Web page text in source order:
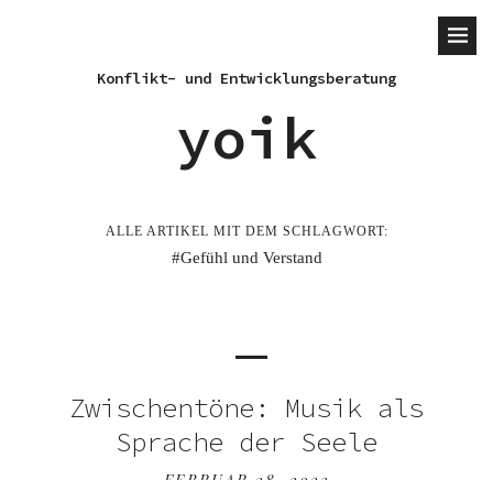
Konflikt- und Entwicklungsberatung
yoik
ALLE ARTIKEL MIT DEM SCHLAGWORT:
Gefühl und Verstand
Zwischentöne: Musik als
Sprache der Seele